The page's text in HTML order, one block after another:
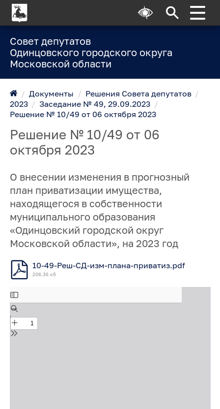
Совет депутатов
Одинцовского городского округа
Московской области
/ Документы / Решения Совета депутатов /
2023 / Заседание № 49, 29.09.2023
/
Решение № 10/49 от 06 октября 2023
Решение № 10/49 от 06
октября 2023
О внесении изменения в прогнозный
план приватизации имущества,
находящегося в собственности
муниципального образования
«Одинцовский городской округ
Московской области», на 2023 год
10-49-Реш-СД-изм-плана-приватиз.pdf
206.36 кб